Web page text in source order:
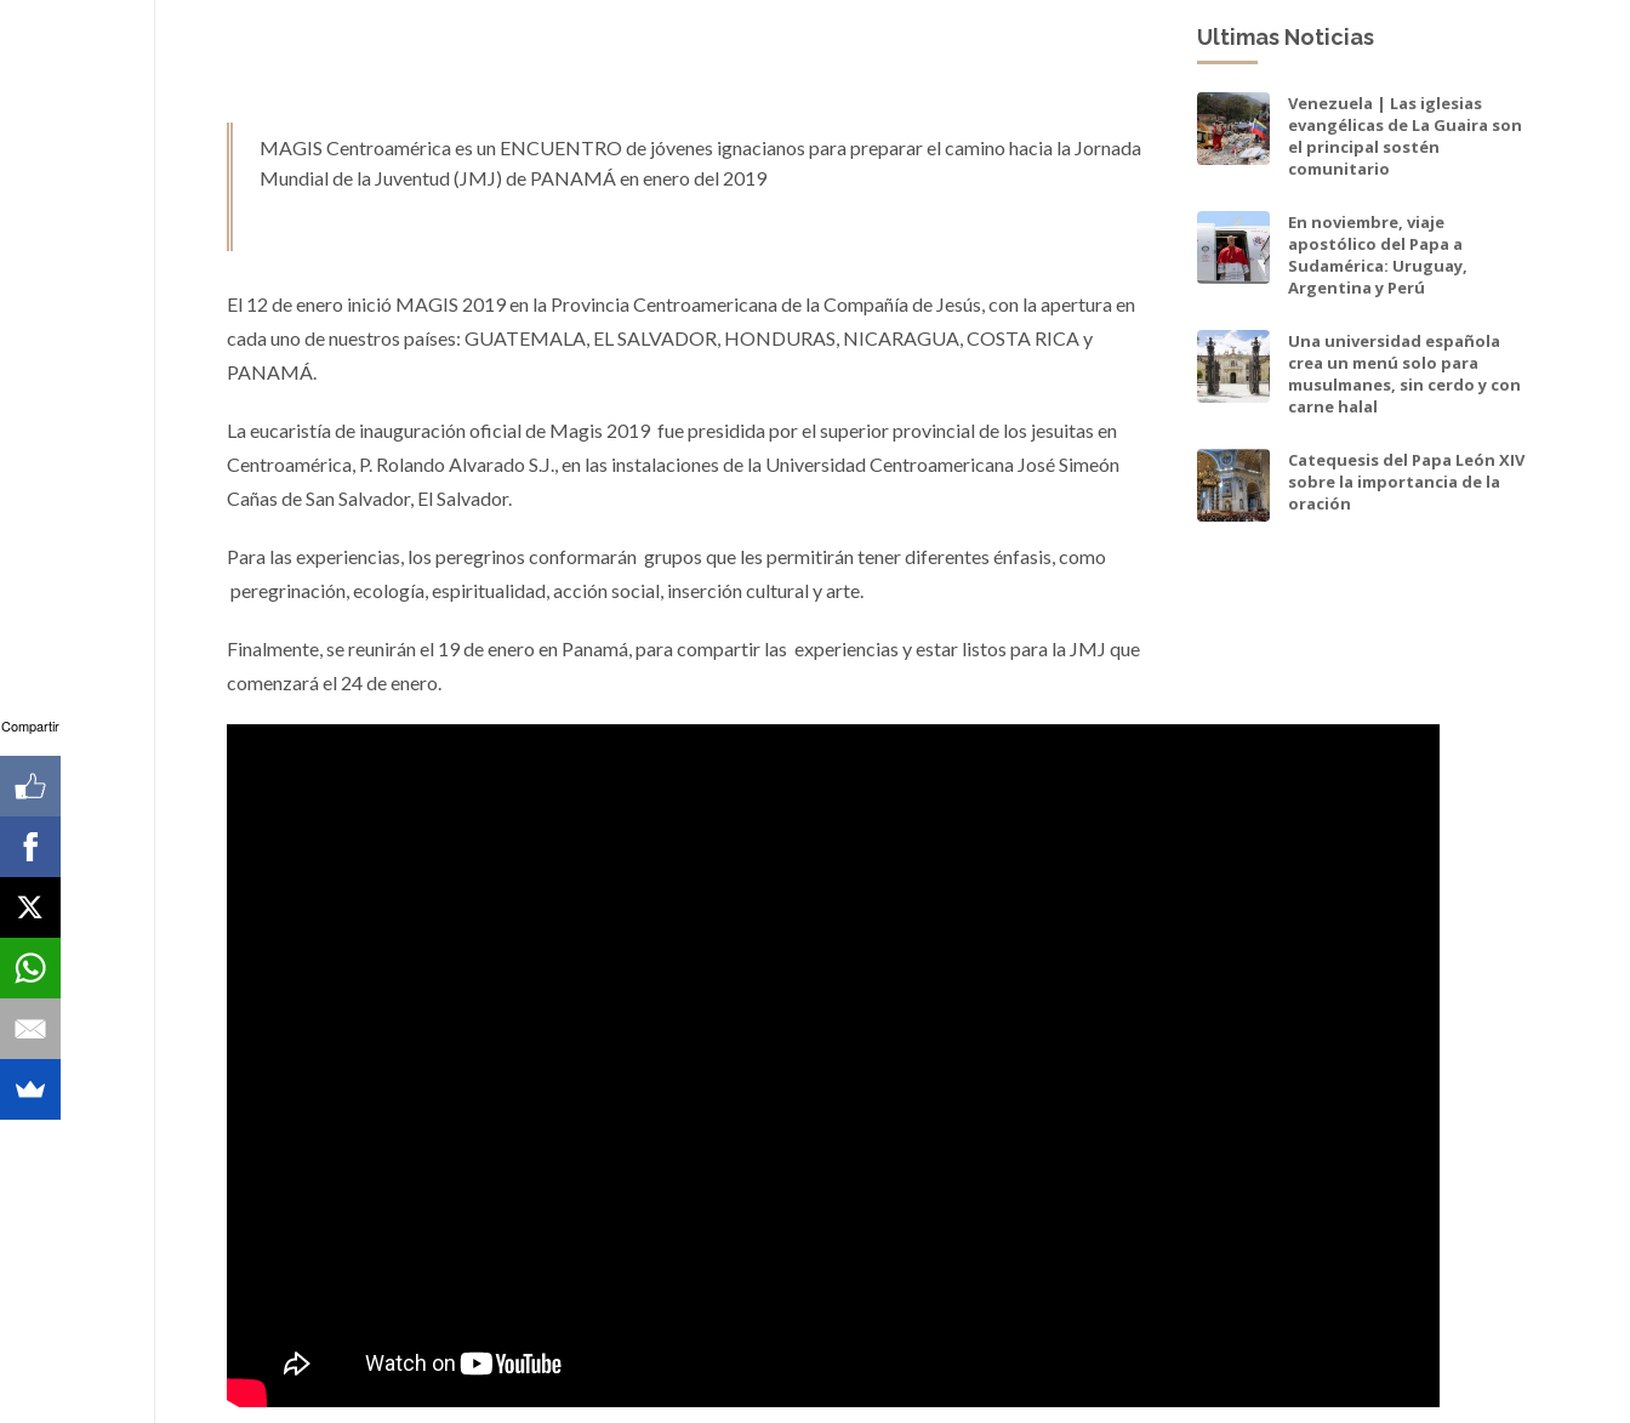
MAGIS Centroamérica es un ENCUENTRO de jóvenes ignacianos para preparar el camino hacia la Jornada
Mundial de la Juventud (JMJ) de PANAMÁ en enero del 2019
El 12 de enero inició MAGIS 2019 en la Provincia Centroamericana de la Compañía de Jesús, con la apertura en
cada uno de nuestros países: GUATEMALA, EL SALVADOR, HONDURAS, NICARAGUA, COSTA RICA y
PANAMÁ.
La eucaristía de inauguración oficial de Magis 2019 fue presidida por el superior provincial de los jesuitas en
Centroamérica, P. Rolando Alvarado S.J., en las instalaciones de la Universidad Centroamericana José Simeón
Cañas de San Salvador, El Salvador.
Para las experiencias, los peregrinos conformarán grupos que les permitirán tener diferentes énfasis, como
peregrinación, ecología, espiritualidad, acción social, inserción cultural y arte.
Finalmente, se reunirán el 19 de enero en Panamá, para compartir las experiencias y estar listos para la JMJ que
comenzará el 24 de enero.
Ultimas Noticias
Venezuela | Las iglesias
evangélicas de La Guaira son
el principal sostén
comunitario
En noviembre, viaje
apostólico del Papa a
Sudamérica: Uruguay,
Argentina y Perú
Una universidad española
crea un menú solo para
musulmanes, sin cerdo y con
carne halal
Catequesis del Papa León XIV
sobre la importancia de la
oración
Compartir